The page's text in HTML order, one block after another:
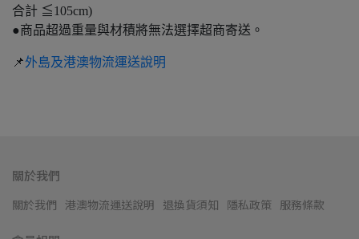
合計 ≦105cm)
●商品超過重量與材積將無法選擇超商寄送。
📌外島及港澳物流運送說明
關於我們
關於我們 港澳物流運送說明 退換貨須知 隱私政策 服務條款